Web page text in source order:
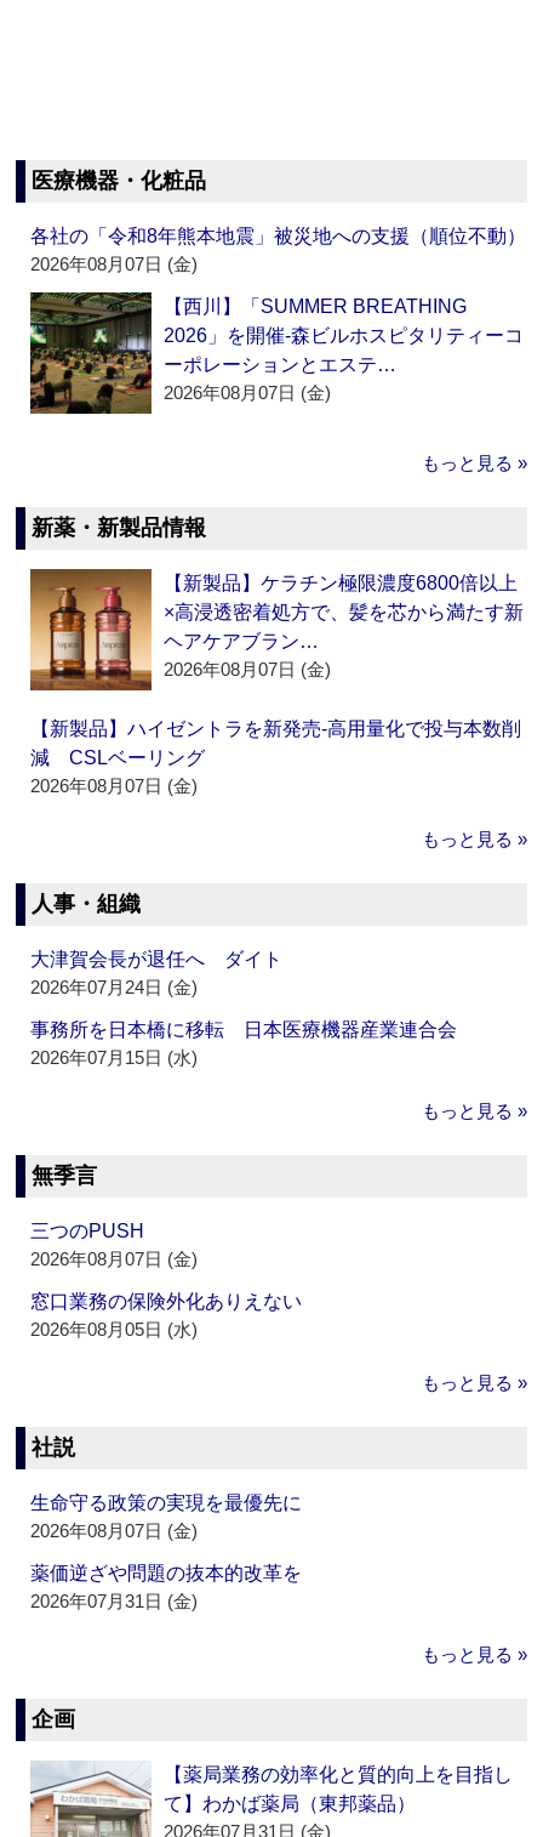
医療機器・化粧品
各社の「令和8年熊本地震」被災地への支援（順位不動）
2026年08月07日 (金)
【西川】「SUMMER BREATHING
2026」を開催‐森ビルホスピタリティーコ
ーポレーションとエステ…
2026年08月07日 (金)
もっと見る »
新薬・新製品情報
【新製品】ケラチン極限濃度6800倍以上
×高浸透密着処方で、髪を芯から満たす新
ヘアケアブラン…
2026年08月07日 (金)
【新製品】ハイゼントラを新発売‐高用量化で投与本数削
減 CSLベーリング
2026年08月07日 (金)
もっと見る »
人事・組織
大津賀会長が退任へ ダイト
2026年07月24日 (金)
事務所を日本橋に移転 日本医療機器産業連合会
2026年07月15日 (水)
もっと見る »
無季言
三つのPUSH
2026年08月07日 (金)
窓口業務の保険外化ありえない
2026年08月05日 (水)
もっと見る »
社説
生命守る政策の実現を最優先に
2026年08月07日 (金)
薬価逆ざや問題の抜本的改革を
2026年07月31日 (金)
もっと見る »
企画
【薬局業務の効率化と質的向上を目指し
て】わかば薬局（東邦薬品）
2026年07月31日 (金)